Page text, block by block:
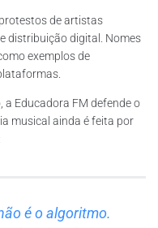
de artistas
distribuição digital. Nomes
exemplos de
Educadora FM defende o
musical ainda é feita por
é o algoritmo.